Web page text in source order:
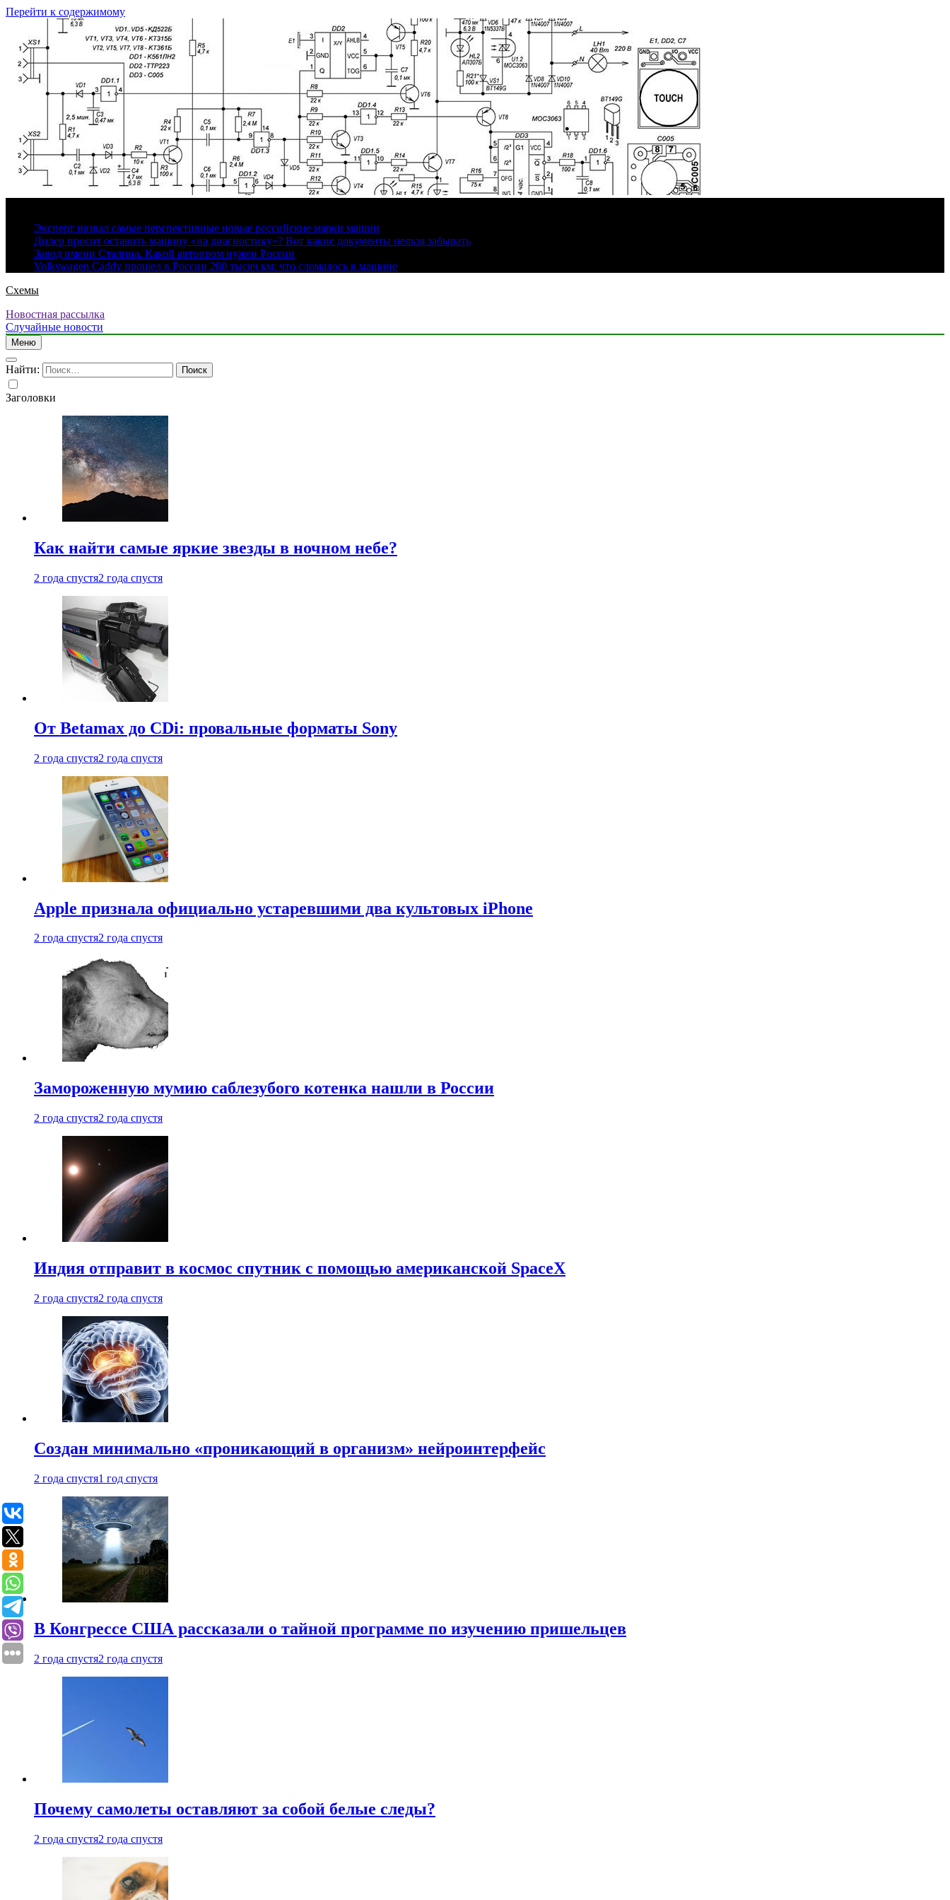
Перейти к содержимому
Эксперт назвал самые перспективные новые российские марки машин
Дилер просит оставить машину «на диагностику»? Вот какие документы нельзя забывать
Завод имени Сталина. Какой автопром нужен России
Volkswagen Caddy прошел в России 280 тысяч км: что сломалось в машине
Схемы
Новостная рассылка
Случайные новости
Меню
Найти:
Заголовки
Как найти самые яркие звезды в ночном небе?
2 года спустя2 года спустя
От Betamax до CDi: провальные форматы Sony
2 года спустя2 года спустя
Apple признала официально устаревшими два культовых iPhone
2 года спустя2 года спустя
Замороженную мумию саблезубого котенка нашли в России
2 года спустя2 года спустя
Индия отправит в космос спутник с помощью американской SpaceX
2 года спустя2 года спустя
Создан минимально «проникающий в организм» нейроинтерфейс
2 года спустя1 год спустя
В Конгрессе США рассказали о тайной программе по изучению пришельцев
2 года спустя2 года спустя
Почему самолеты оставляют за собой белые следы?
2 года спустя2 года спустя